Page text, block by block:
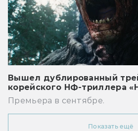
Вышел дублированный
корейского НФ-триллера
Премьера в сентябре.
Показать ещё